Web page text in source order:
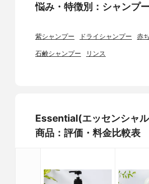
悩み・特徴別：シャンプ
紫シャンプー ドライシャンプー 赤
石鹸シャンプー リンス
Essential(エッセンシャ
商品：評価・料金比較表